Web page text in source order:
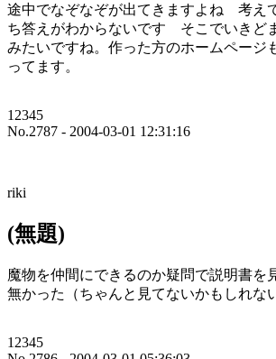
途中でなぞなぞが出てきますよね 考え
ち答えがわからないです そこでいきど
みたいですね。作った方のホームページ
ってます。
12345
No.2787 - 2004-03-01 12:31:16
riki
(無題)
魔物を仲間にできるのか疑問で説明書を
無かった（ちゃんと見てないかもしれな
12345